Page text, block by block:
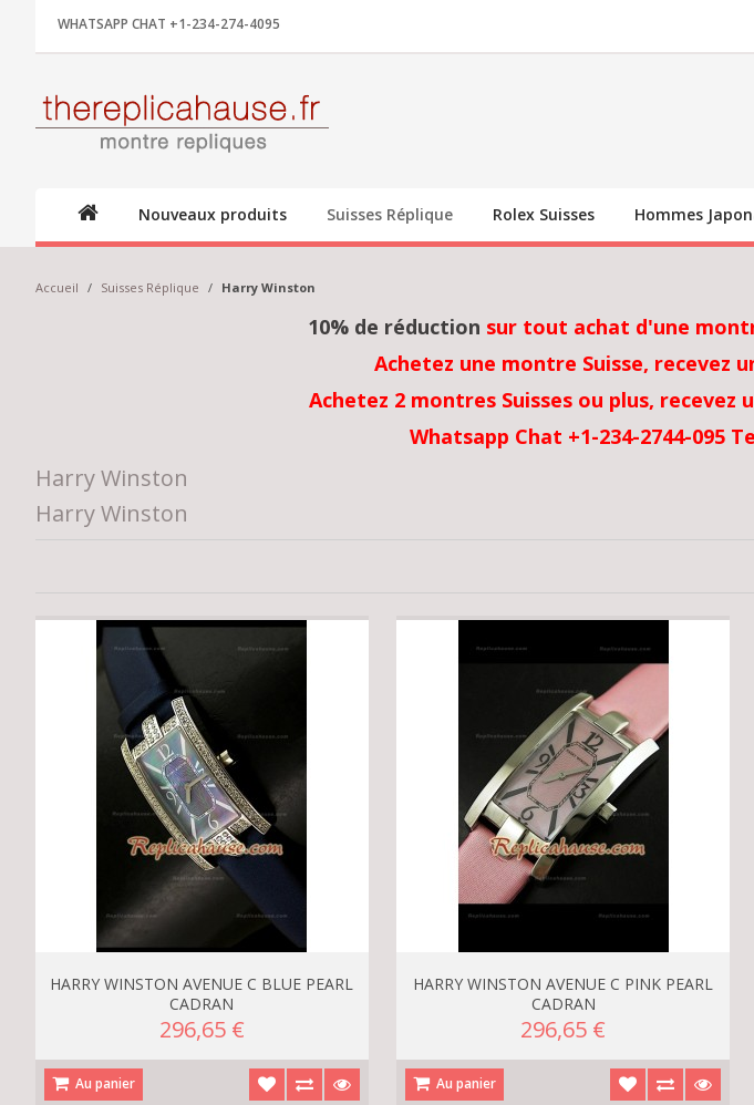
WHATSAPP CHAT +1-234-274-4095
Nouveaux produits Suisses Réplique Rolex Suisses Hommes
Accueil / Suisses Réplique / Harry Winston
10% de réduction sur tout achat d'une
Achetez une montre Suisse, recevez
Achetez 2 montres Suisses ou plus, recevez
Whatsapp Chat +1-234-2744-095
Harry Winston
Harry Winston
HARRY WINSTON AVENUE C BLUE PEARL
CADRAN
296,65 €
Au panier
HARRY WINSTON AVENUE C PINK PEARL
CADRAN
296,65 €
Au panier